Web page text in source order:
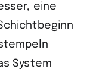
eine
System